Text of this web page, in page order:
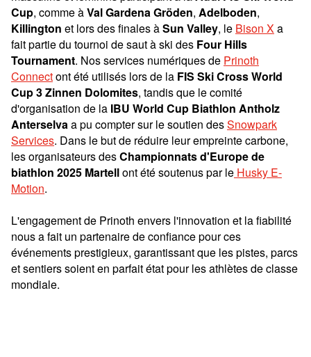
Cup, comme àVal Gardena Gröden, Adelboden,
Killington et lors des finales àSun Valley, le Bison Xa
fait partie du tournoi de saut à ski des Four Hills
Tournament. Nos services numériques de Prinoth
Connectont été utilisés lors de la FIS Ski Cross World
Cup 3 Zinnen Dolomites, tandis que le comité
d'organisation de la IBU World Cup Biathlon Antholz
Anterselvaa pu compter sur le soutien desSnowpark
Services. Dans le but de réduire leur empreinte carbone,
les organisateurs desChampionnats d'Europe de
biathlon 2025 Martellont été soutenus par le Husky E-
Motion.
L'engagement de Prinoth envers l'innovation et la fiabilité
nous a fait un partenaire de confiance pour ces
événements prestigieux, garantissant que les pistes, parcs
et sentiers soient en parfait état pour les athlètes de classe
mondiale.